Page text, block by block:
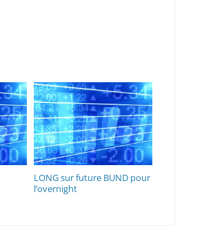
LONG sur future BUND pour
l’overnight